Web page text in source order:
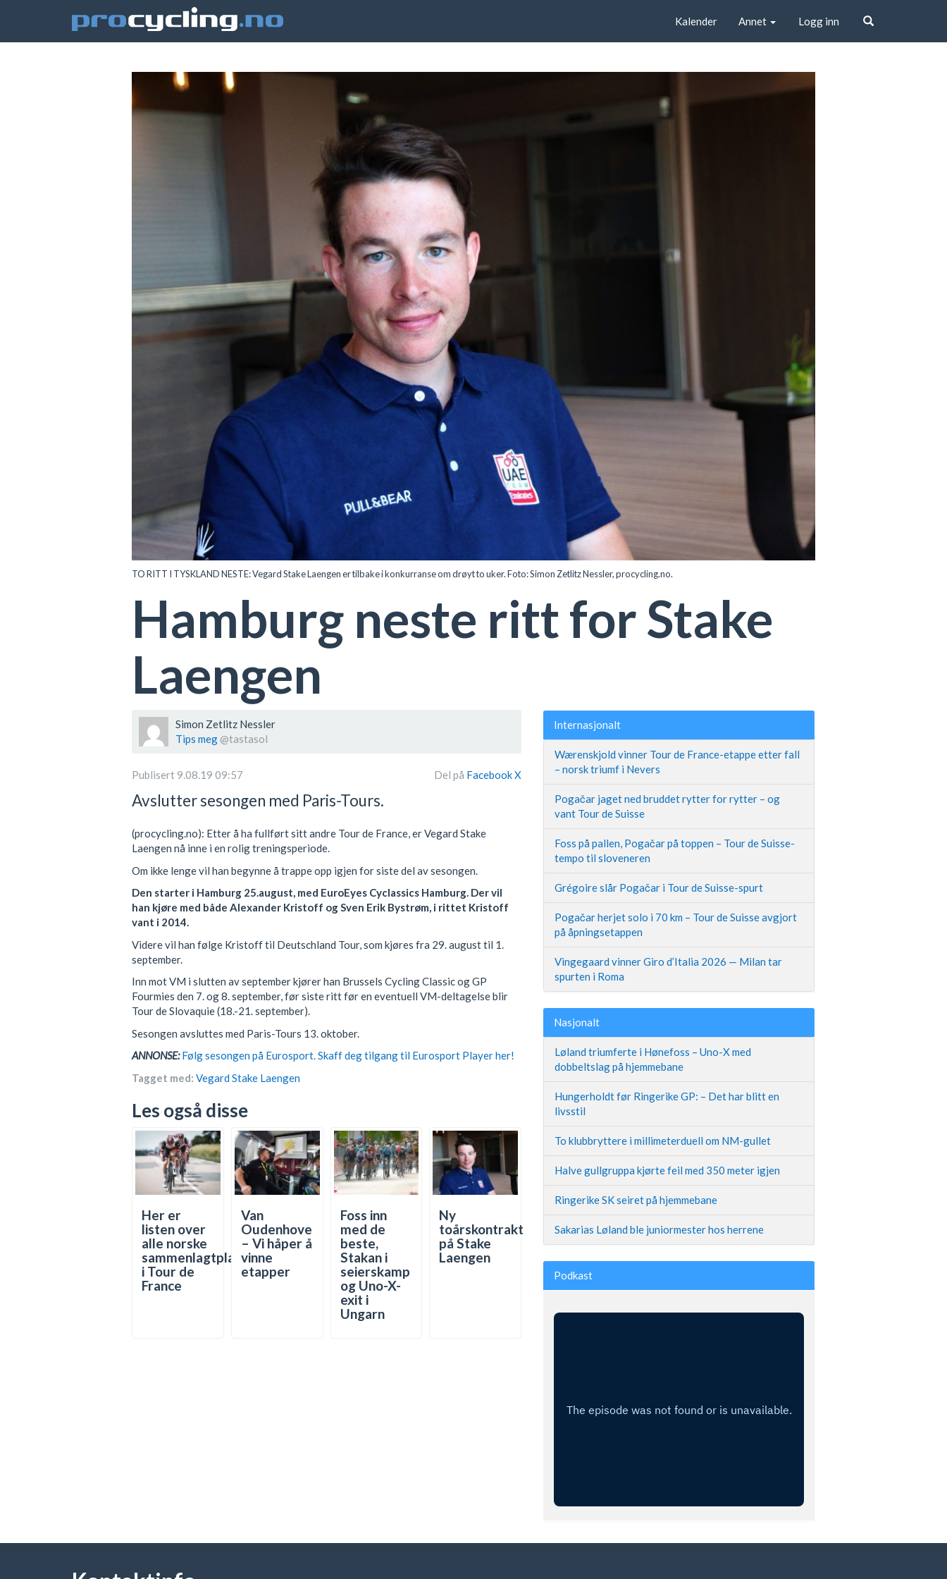
Kalender Annet Logg inn
TO RITT I TYSKLAND NESTE: Vegard Stake Laengen er tilbake i konkurranse om drøyt to uker. Foto: Simon Zetlitz Nessler, procycling.no.
Hamburg neste ritt for Stake
Laengen
Simon Zetlitz Nessler
Tips meg @tastasol
Publisert 9.08.19 09:57 Del på FacebookX
Avslutter sesongen med Paris-Tours.
(procycling.no): Etter å ha fullført sitt andre Tour de France, er Vegard Stake
Laengen nå inne i en rolig treningsperiode.
Om ikke lenge vil han begynne å trappe opp igjen for siste del av sesongen.
Den starter i Hamburg 25.august, med EuroEyes Cyclassics Hamburg. Der vil
han kjøre med både Alexander Kristoff og Sven Erik Bystrøm, i rittet Kristoff
vant i 2014.
Videre vil han følge Kristoff til Deutschland Tour, som kjøres fra 29. august til 1.
september.
Inn mot VM i slutten av september kjører han Brussels Cycling Classic og GP
Fourmies den 7. og 8. september, før siste ritt før en eventuell VM-deltagelse blir
Tour de Slovaquie (18.-21. september).
Sesongen avsluttes med Paris-Tours 13. oktober.
ANNONSE: Følg sesongen på Eurosport. Skaff deg tilgang til Eurosport Player her!
Tagget med: Vegard Stake Laengen
Les også disse
Her er
listen over
alle norske
sammenlagtplasseringer
i Tour de
France
Van
Oudenhove
– Vi håper å
vinne
etapper
Foss inn
med de
beste,
Stakan i
seierskamp
og Uno-X-
exit i
Ungarn
Ny
toårskontrakt
på Stake
Laengen
Internasjonalt
Wærenskjold vinner Tour de France-etappe etter fall
– norsk triumf i Nevers
Pogačar jaget ned bruddet rytter for rytter – og
vant Tour de Suisse
Foss på pallen, Pogačar på toppen – Tour de Suisse-
tempo til sloveneren
Grégoire slår Pogačar i Tour de Suisse-spurt
Pogačar herjet solo i 70 km – Tour de Suisse avgjort
på åpningsetappen
Vingegaard vinner Giro d’Italia 2026 — Milan tar
spurten i Roma
Nasjonalt
Løland triumferte i Hønefoss – Uno-X med
dobbeltslag på hjemmebane
Hungerholdt før Ringerike GP: – Det har blitt en
livsstil
To klubbryttere i millimeterduell om NM-gullet
Halve gullgruppa kjørte feil med 350 meter igjen
Ringerike SK seiret på hjemmebane
Sakarias Løland ble juniormester hos herrene
Podkast